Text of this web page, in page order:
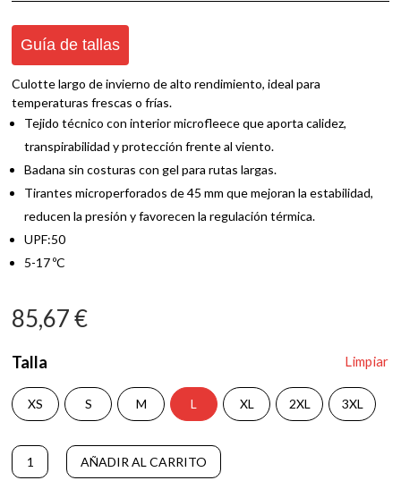
Culotte largo de invierno de alto rendimiento, ideal para
temperaturas frescas o frías.
Tejido técnico con interior microfleece que aporta calidez,
transpirabilidad y protección frente al viento.
Badana sin costuras con gel para rutas largas.
Tirantes microperforados de 45 mm que mejoran la estabilidad,
reducen la presión y favorecen la regulación térmica.
UPF:50
5-17 ºC
85,67€
Talla
XS S M L XL 2XL 3XL
Limpiar
Culotte
Largo
AÑADIR AL CARRITO
A
Guía de tallas